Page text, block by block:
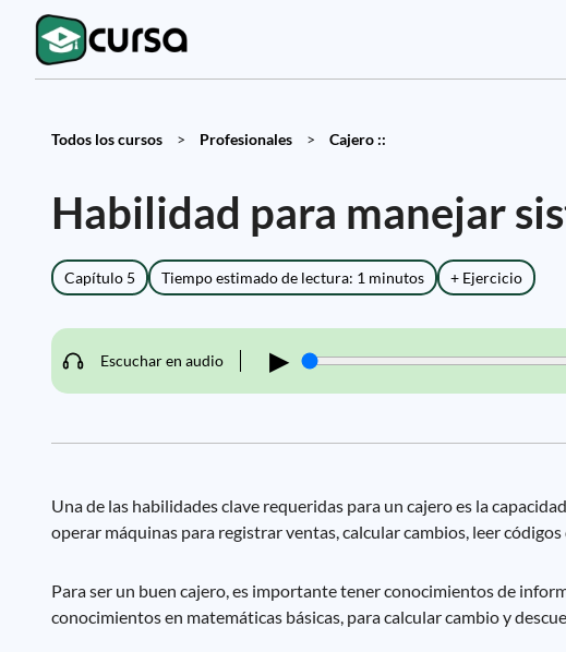
Todos los cursos > Profesionales > Cajero ::
Habilidad para manejar
Capítulo 5 Tiempo estimado de lectura: 1 minutos + Ejercicio
Escuchar en audio ▶
Una de las habilidades clave requeridas para un cajero es la
operar máquinas para registrar ventas, calcular cambios, leer
Para ser un buen cajero, es importante tener conocimientos de
conocimientos en matemáticas básicas, para calcular cambio y